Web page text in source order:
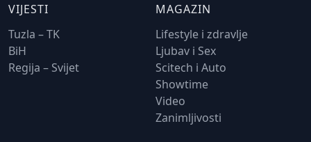
VIJESTI
Tuzla – TK
BiH
Regija – Svijet
MAGAZIN
Lifestyle i zdravlje
Ljubav i Sex
Scitech i Auto
Showtime
Video
Zanimljivosti